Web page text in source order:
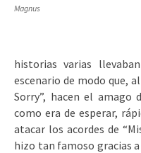
Magnus
historias varias
escenario de modo que,
Sorry”, hacen el
como era de esperar,
atacar los acordes de
hizo tan famoso gracias